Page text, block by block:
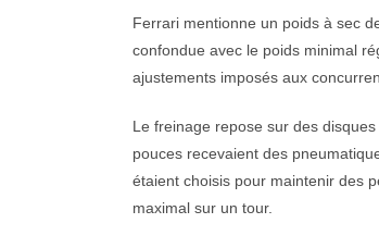
Ferrari mentionne un poids à sec
confondue avec le poids minimal
ajustements imposés aux
Le freinage repose sur des
pouces recevaient des
étaient choisis pour maintenir des
maximal sur un tour.